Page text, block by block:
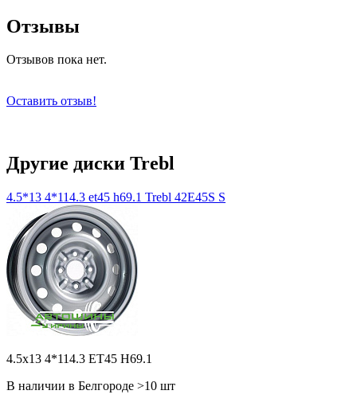
Отзывы
Отзывов пока нет.
Оставить отзыв!
Другие диски Trebl
4.5*13 4*114.3 et45 h69.1 Trebl 42E45S S
4.5x13 4*114.3 ET45 H69.1
В наличии в Белгороде >10 шт